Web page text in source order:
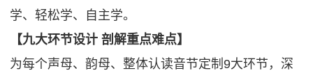
学、轻松学、自主学。
【九大环节设计 剖解重点难点】
为每个声母、韵母、整体认读音节定制9大环节，深